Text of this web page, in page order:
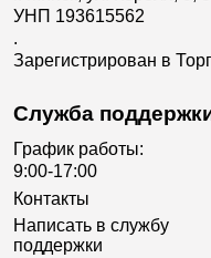
УНП 193615562
.
Зарегистрирован в
Служба
График работы:
9:00-17:00
Контакты
Написать в службу
поддержки